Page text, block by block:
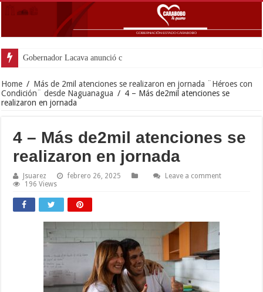
Gobernador Lacava anunció colocación de más
Home / Más de 2mil atenciones se realizaron en jornada ¨Héroes con
Condición¨ desde Naguanagua / 4 – Más de2mil atenciones se
realizaron en jornada
4 – Más de2mil atenciones se
realizaron en jornada
Jsuarez febrero 26, 2025
Leave a comment
196 Views